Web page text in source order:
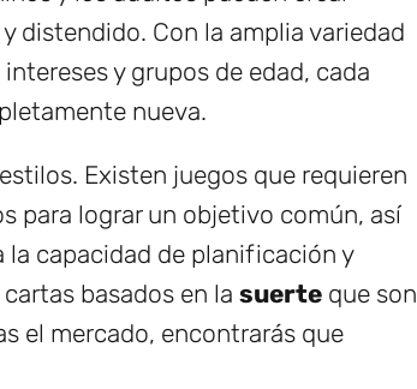
distendido. Con la amplia variedad
y grupos de edad, cada
nueva.
Existen juegos que requieren
para lograr un objetivo común, así
la capacidad de planificación y
basados en la suerte que son
el mercado, encontrarás que